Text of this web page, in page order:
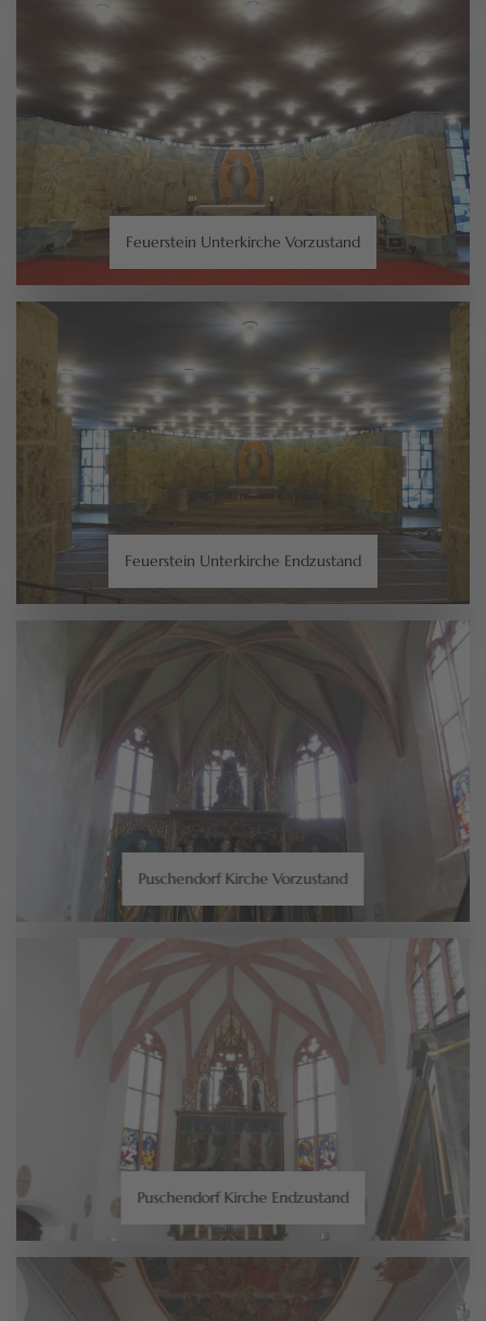
Feuerstein Unterkirche Vorzustand
Feuerstein Unterkirche Endzustand
Puschendorf Kirche Vorzustand
Puschendorf Kirche Endzustand